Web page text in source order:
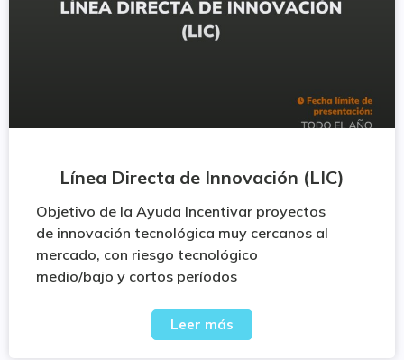
Línea Directa de Innovación (LIC)
Objetivo de la Ayuda Incentivar proyectos
de innovación tecnológica muy cercanos al
mercado, con riesgo tecnológico
medio/bajo y cortos períodos
Leer más